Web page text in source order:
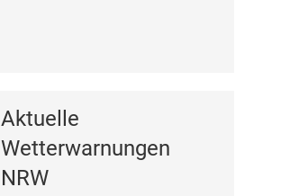
Aktuelle
Wetterwarnungen
NRW